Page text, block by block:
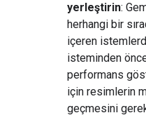
yerleştirin:
herhangi bir
içeren
isteminden
performans
için resimlerin
geçmesini